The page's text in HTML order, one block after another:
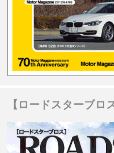
【ロードスターブロ